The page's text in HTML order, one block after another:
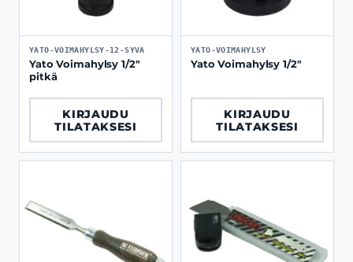
YATO-VOIMAHYLSY-12-SYVA
Yato Voimahylsy 1/2"
pitkä
KIRJAUDU
TILATAKSESI
YATO-VOIMAHYLSY
Yato Voimahylsy 1/2"
KIRJAUDU
TILATAKSESI